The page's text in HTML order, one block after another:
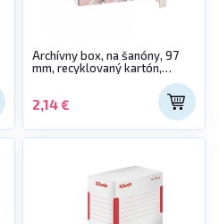
Archívny box, na šanóny, 97
mm, recyklovaný kartón,
2,14 €